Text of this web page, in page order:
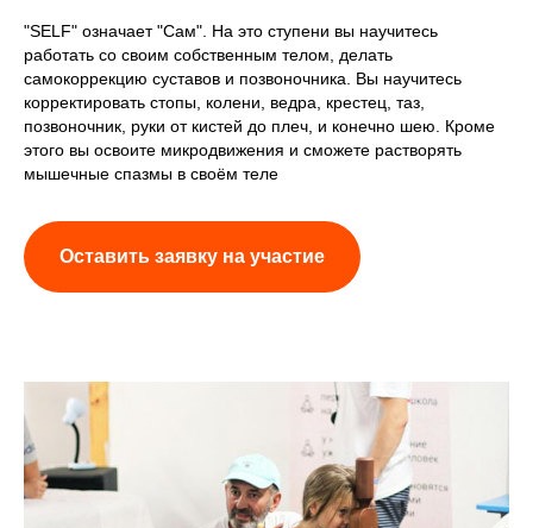
"SELF" означает "Сам". На это ступени вы научитесь
работать со своим собственным телом, делать
самокоррекцию суставов и позвоночника. Вы научитесь
корректировать стопы, колени, ведра, крестец, таз,
позвоночник, руки от кистей до плеч, и конечно шею. Кроме
этого вы освоите микродвижения и сможете растворять
мышечные спазмы в своём теле
Оставить заявку на участие